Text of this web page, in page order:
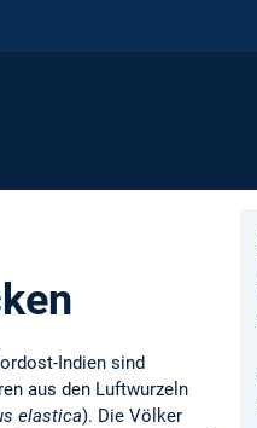
Indien sind
aus den Luftwurzeln
elastica). Die Völker